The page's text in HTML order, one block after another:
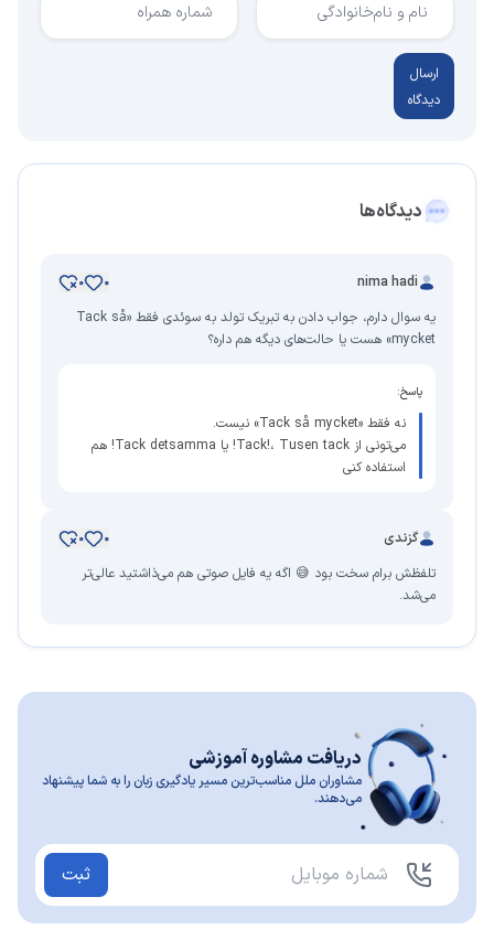
نام و نام‌خانوادگی شماره همراه
ارسال
دیدگاه
دیدگاه‌ها
nima hadi
0
0
یه سوال دارم، جواب دادن به تبریک تولد به سوئدی فقط «Tack så
mycket» هست یا حالت‌های دیگه هم داره؟
پاسخ:
نه فقط «Tack så mycket» نیست.
می‌تونی از Tack!، Tusen tack! یا Tack detsamma! هم
استفاده کنی
گزندی 0
0
تلفظش برام سخت بود 😅 اگه یه فایل صوتی هم می‌ذاشتید عالی‌تر
می‌شد.
دریافت مشاوره آموزشی
مشاوران ملل مناسب‌ترین مسیر یادگیری زبان را به شما پیشنهاد
می‌دهند.
ثبت